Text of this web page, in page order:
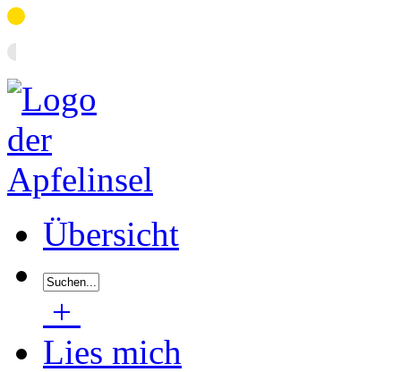
Übersicht
+
Lies mich